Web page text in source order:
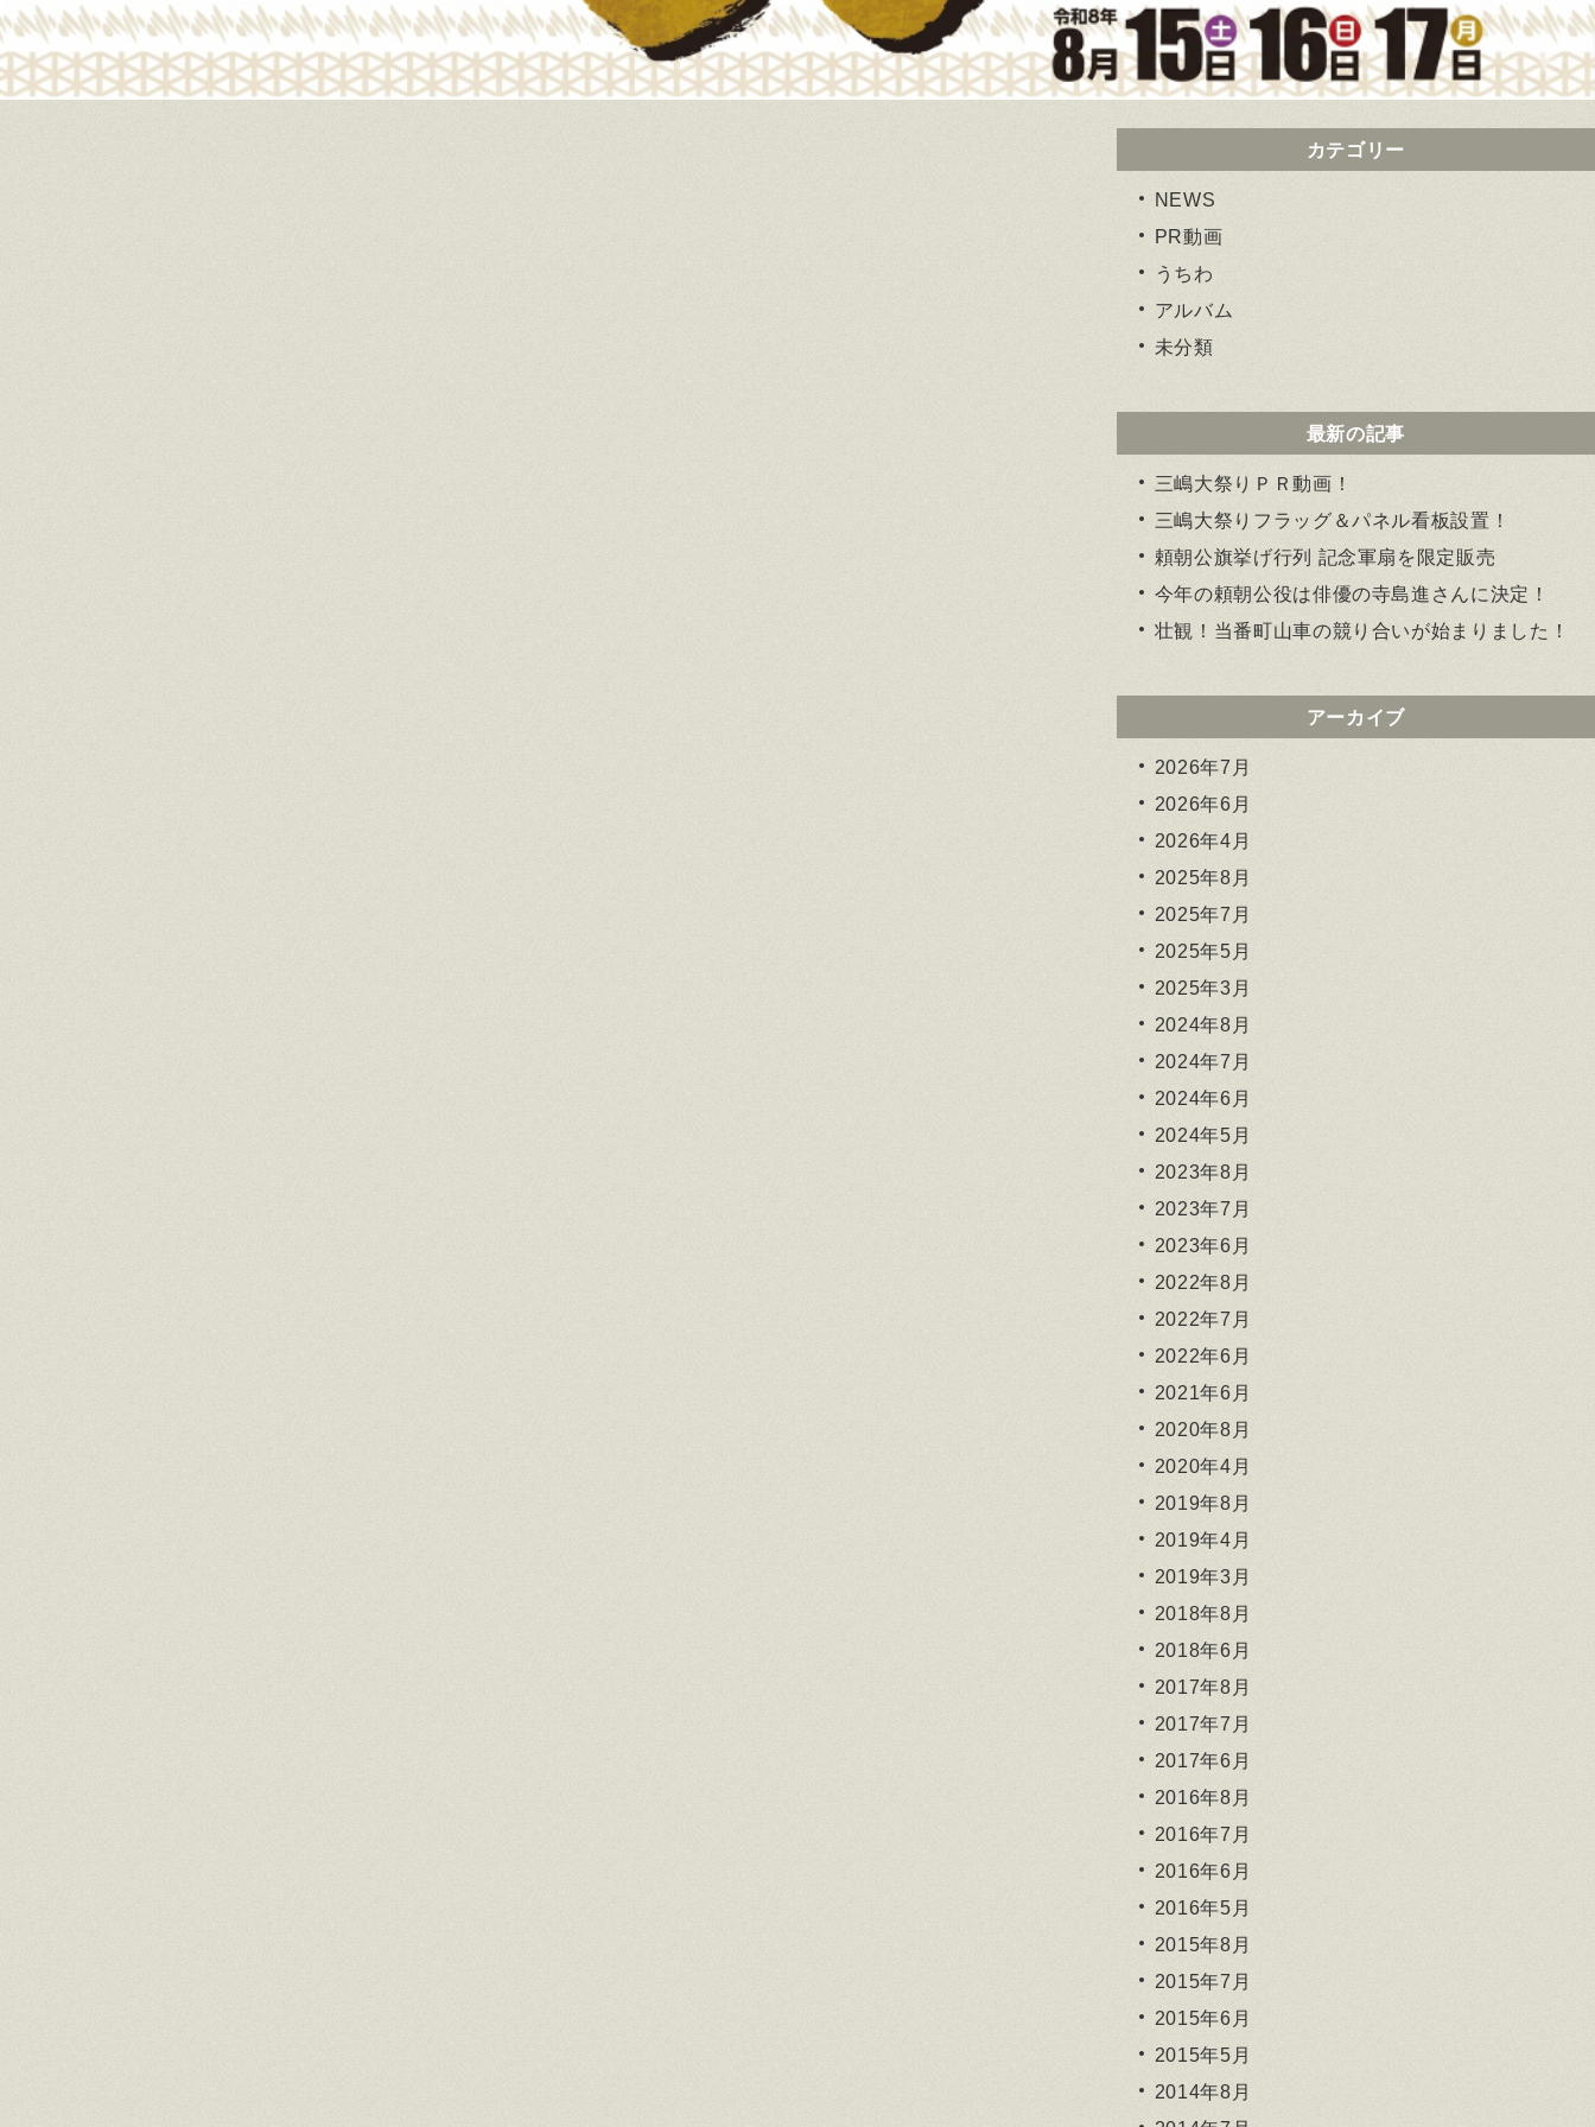
カテゴリー
NEWS
PR動画
うちわ
アルバム
未分類
最新の記事
三嶋大祭りＰＲ動画！
三嶋大祭りフラッグ＆パネル看板設置！
頼朝公旗挙げ行列 記念軍扇を限定販売
今年の頼朝公役は俳優の寺島進さんに決定！
壮観！当番町山車の競り合いが始まりました！
アーカイブ
2026年7月
2026年6月
2026年4月
2025年8月
2025年7月
2025年5月
2025年3月
2024年8月
2024年7月
2024年6月
2024年5月
2023年8月
2023年7月
2023年6月
2022年8月
2022年7月
2022年6月
2021年6月
2020年8月
2020年4月
2019年8月
2019年4月
2019年3月
2018年8月
2018年6月
2017年8月
2017年7月
2017年6月
2016年8月
2016年7月
2016年6月
2016年5月
2015年8月
2015年7月
2015年6月
2015年5月
2014年8月